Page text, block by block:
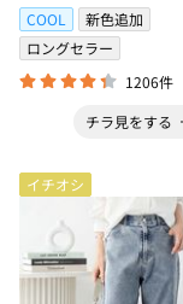
COOL
新色追加
ロングセラー
1206件
チラ見をする
イチオシ